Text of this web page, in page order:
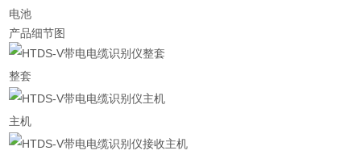
电池
产品细节图
整套
主机